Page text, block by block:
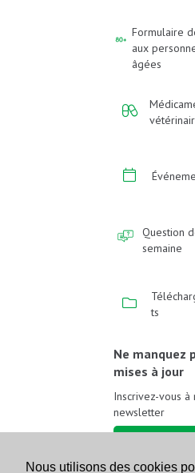
Nous utilisons des cookies
Formulaire
aux
âgées
Question
semaine
ts
Ne manquez
mises à jour
Inscrivez-vous à
newsletter